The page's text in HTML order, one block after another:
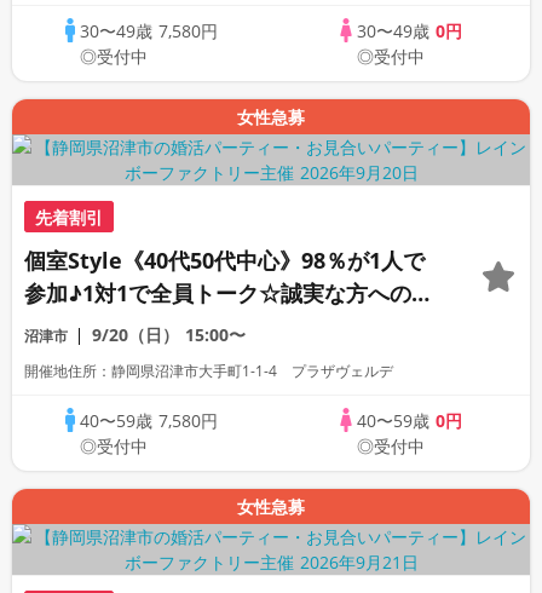
30〜49歳 7,580円
◎受付中
30〜49歳 0円
◎受付中
女性急募
先着割引
個室Style《40代50代中心》98％が1人で
参加♪1対1で全員トーク☆誠実な方への婚
活パーティー
沼津市 9/20（日） 15:00〜
開催地住所：静岡県沼津市大手町1-1-4 プラザヴェルデ
40〜59歳 7,580円
◎受付中
40〜59歳 0円
◎受付中
女性急募